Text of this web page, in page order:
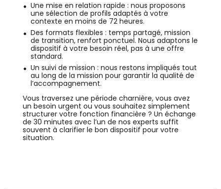
Une mise en relation rapide : nous proposons
une sélection de profils adaptés à votre
contexte en moins de 72 heures.
Des formats flexibles : temps partagé, mission
de transition, renfort ponctuel. Nous adaptons le
dispositif à votre besoin réel, pas à une offre
standard.
Un suivi de mission : nous restons impliqués tout
au long de la mission pour garantir la qualité de
l’accompagnement.
Vous traversez une période charnière, vous avez
un besoin urgent ou vous souhaitez simplement
structurer votre fonction financière ? Un échange
de 30 minutes avec l’un de nos experts suffit
souvent à clarifier le bon dispositif pour votre
situation.